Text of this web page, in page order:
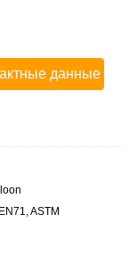
данные
ASTM